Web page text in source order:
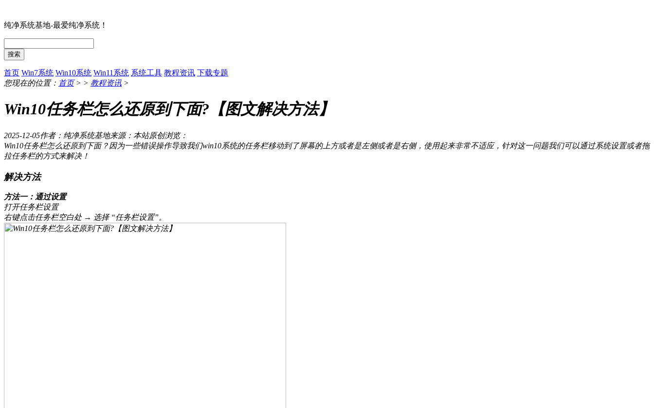
纯净系统基地-最爱纯净系统！
搜索
首页 Win7系统 Win10系统 Win11系统 系统工具 教程资讯 下载专题
您现在的位置： 首页> > 教程资讯 >
Win10任务栏怎么还原到下面?【图文解决方法】
2025-12-05作者：纯净系统基地来源：本站原创浏览：
Win10任务栏怎么还原到下面？因为一些错误操作导致我们win10系统的任务栏移动到了屏幕的上方或者是左侧或者是右侧，使用起来非常不适应，针对这一问题我们可以通过系统设置或者拖
拉任务栏的方式来解决！
解决方法
方法一：通过设置
打开任务栏设置
右键点击任务栏空白处 → 选择 “任务栏设置”。